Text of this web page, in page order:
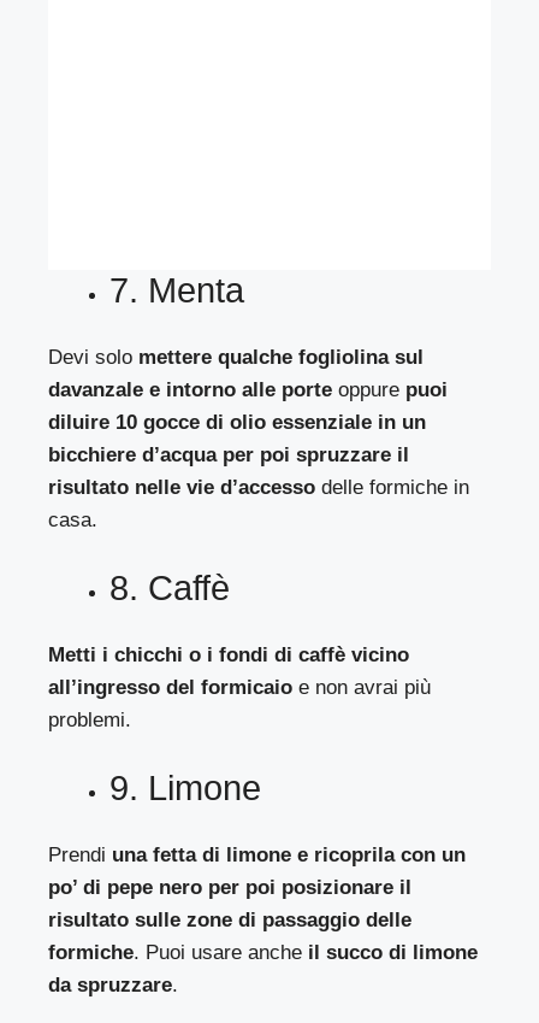
7. Menta
Devi solo mettere qualche fogliolina sul
davanzale e intorno alle porte oppure puoi
diluire 10 gocce di olio essenziale in un
bicchiere d’acqua per poi spruzzare il
risultato nelle vie d’accesso delle formiche in
casa.
8. Caffè
Metti i chicchi o i fondi di caffè vicino
all’ingresso del formicaio e non avrai più
problemi.
9. Limone
Prendi una fetta di limone e ricoprila con un
po’ di pepe nero per poi posizionare il
risultato sulle zone di passaggio delle
formiche. Puoi usare anche il succo di limone
da spruzzare.